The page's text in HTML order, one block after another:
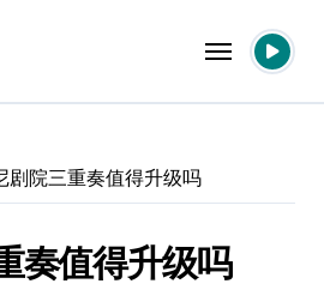
剧院三重奏值得升级吗
奏值得升级吗